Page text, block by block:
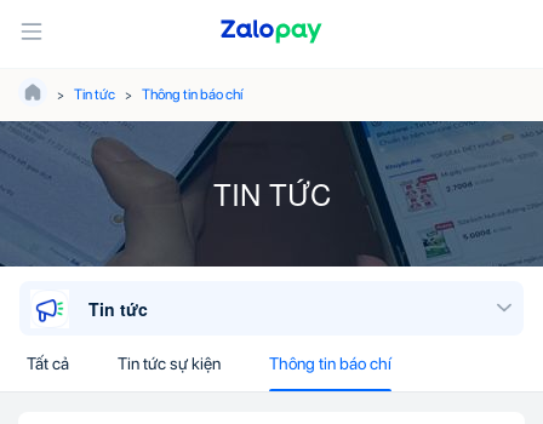
Tin tức Thông tin báo chí
TIN TỨC
Tin tức
Tất cả Tin tức sự kiện Thông tin báo chí